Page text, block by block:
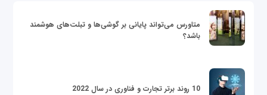
متاورس می‌تواند پایانی بر گوشی‌ها و تبلت‌های هوشمند
باشد؟
10 روند برتر تجارت و فناوری در سال 2022